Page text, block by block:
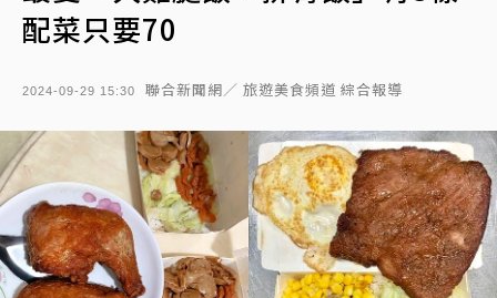
配菜只要70
2024-09-29 15:30 聯合新聞網／ 旅遊美食頻道 綜合報導